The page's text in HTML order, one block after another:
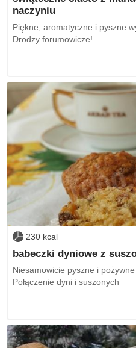
naczyniu
Piękne, aromatyczne i pyszne
Drodzy forumowicze!
230 kcal
babeczki dyniowe z
Niesamowicie pyszne i
Połączenie dyni i suszonych